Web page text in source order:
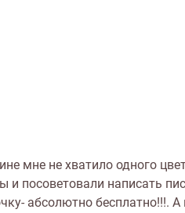
мне не хватило одного
посоветовали написать
абсолютно бесплатно!!!. А